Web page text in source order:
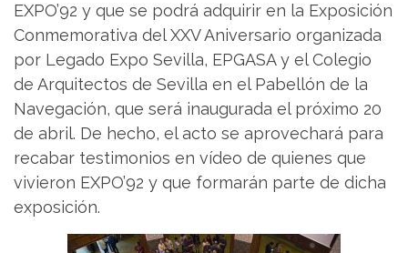
EXPO’92 y que se podrá adquirir en la Exposición
Conmemorativa del XXV Aniversario organizada
por Legado Expo Sevilla, EPGASA y el Colegio
de Arquitectos de Sevilla en el Pabellón de la
Navegación, que será inaugurada el próximo 20
de abril. De hecho, el acto se aprovechará para
recabar testimonios en vídeo de quienes que
vivieron EXPO’92 y que formarán parte de dicha
exposición.